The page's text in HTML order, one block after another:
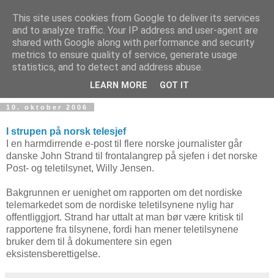
Teknologinyheter
10. oktober 2006
I strupen på norsk telesjef
I en harmdirrende e-post til flere norske journalister går
danske John Strand til frontalangrep på sjefen i det norske
Post- og teletilsynet, Willy Jensen.
Bakgrunnen er uenighet om rapporten om det nordiske
telemarkedet som de nordiske teletilsynene nylig har
offentliggjort. Strand har uttalt at man bør være kritisk til
rapportene fra tilsynene, fordi han mener teletilsynene
bruker dem til å dokumentere sin egen
eksistensberettigelse.
This site uses cookies from Google to deliver its services
and to analyze traffic. Your IP address and user-agent are
shared with Google along with performance and security
metrics to ensure quality of service, generate usage
statistics, and to detect and address abuse.
LEARN MORE GOT IT